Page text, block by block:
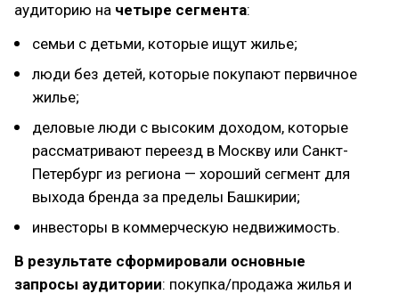
аудиторию на четыре сегмента:
семьи с детьми, которые ищут жилье;
люди без детей, которые покупают первичное
жилье;
деловые люди с высоким доходом, которые
рассматривают переезд в Москву или Санкт-
Петербург из региона — хороший сегмент для
выхода бренда за пределы Башкирии;
инвесторы в коммерческую недвижимость.
В результате сформировали основные
запросы аудитории: покупка/продажа жилья и